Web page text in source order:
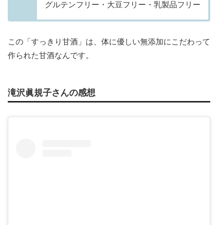
グルテンフリー・大豆フリー・乳製品フリー
この「すっきり甘酒」は、体に優しい無添加にこだわって
作られた甘酒なんです。
滝沢眞規子さんの感想